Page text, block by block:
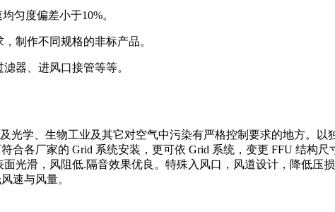
匀度偏差小于10%。
制作不同规格的非标产品。
器、进风口接管等等。
光学、生物工业及其它对空气中污染有严格控制要求的地方。以
合各厂家的 Grid 系统安装，更可依 Grid 系统，变更 FFU 结构
光滑，风阻低.隔音效果优良。特殊入风口，风道设计，降低压
速与风量。